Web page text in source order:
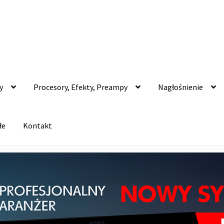
Procesory, Efekty, Preampy Nagłośnienie
Kontakt